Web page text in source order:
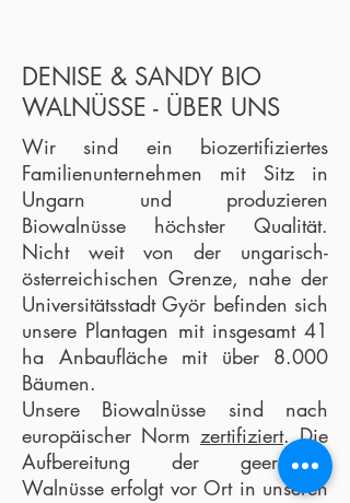
DENISE & SANDY BIO
WALNÜSSE - ÜBER UNS
Wir sind ein biozertifiziertes
Familienunternehmen mit Sitz in
Ungarn und produzieren
Biowalnüsse höchster Qualität.
Nicht weit von der ungarisch-
österreichischen Grenze, nahe der
Universitätsstadt Györ befinden sich
unsere Plantagen mit insgesamt 41
ha Anbaufläche mit über 8.000
Bäumen.
Unsere Biowalnüsse sind nach
europäischer Norm zertifiziert. Die
Aufbereitung der geernteten
Walnüsse erfolgt vor Ort in unseren